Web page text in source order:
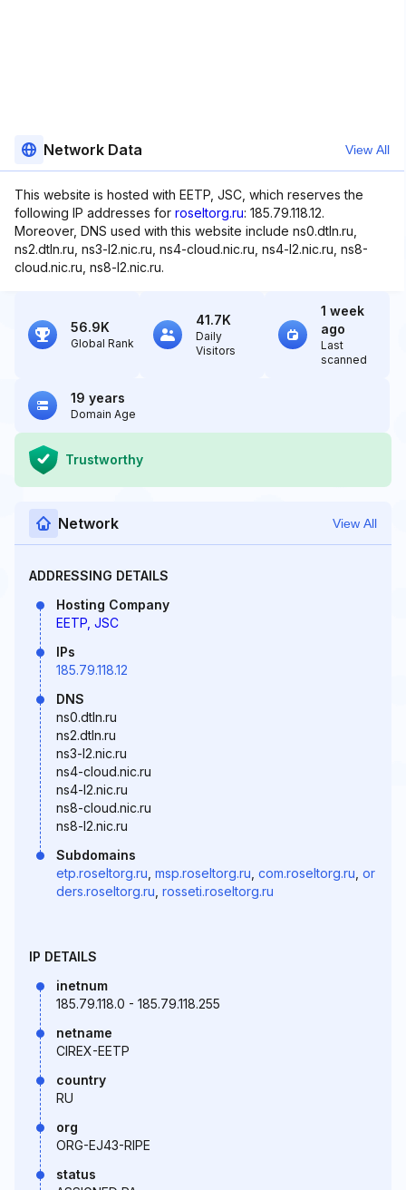
Network Data View All
This website is hosted with EETP, JSC, which reserves the
following IP addresses for roseltorg.ru: 185.79.118.12.
Moreover, DNS used with this website include ns0.dtln.ru,
ns2.dtln.ru, ns3-l2.nic.ru, ns4-cloud.nic.ru, ns4-l2.nic.ru, ns8-
cloud.nic.ru, ns8-l2.nic.ru.
56.9K
Global Rank
41.7K
Daily
Visitors
1 week
ago
Last
scanned
19 years
Domain Age
Trustworthy
Network View All
ADDRESSING DETAILS
Hosting Company
EETP, JSC
IPs
185.79.118.12
DNS
ns0.dtln.ru
ns2.dtln.ru
ns3-l2.nic.ru
ns4-cloud.nic.ru
ns4-l2.nic.ru
ns8-cloud.nic.ru
ns8-l2.nic.ru
Subdomains
etp.roseltorg.ru msp.roseltorg.ru com.roseltorg.ru or
ders.roseltorg.ru rosseti.roseltorg.ru
IP DETAILS
inetnum
185.79.118.0 - 185.79.118.255
netname
CIREX-EETP
country
RU
org
ORG-EJ43-RIPE
status